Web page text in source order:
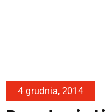
4 grudnia, 2014